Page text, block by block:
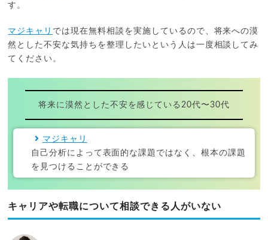
す。
マジキャリ では現在無料相談を実施しているので、将来への漠
然とした不安な気持ちを整理したいという人は一度相談してみ
てください。
将来に漠然とした不安を感じている20代〜30代
マジキャリ
自己分析によって表面的な課題ではなく、根本の課題
を見つけることができる
キャリアや転職について相談できる人がいない